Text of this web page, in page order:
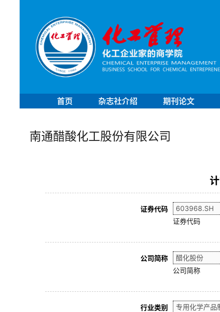
首页 杂志社介绍 期刊论文
南通醋酸化工股份有限公司
证券代码
证券代码
公司简称
公司简称
行业类别